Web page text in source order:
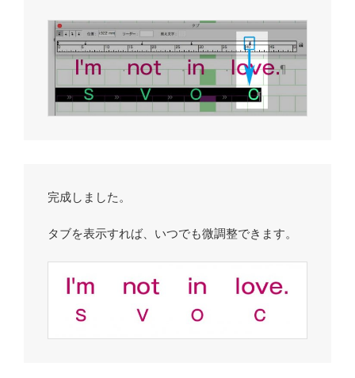
完成しました。
タブを表示すれば、いつでも微調整できます。